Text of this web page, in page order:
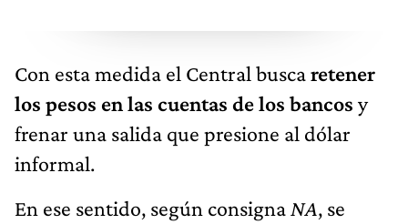
Con esta medida el Central buscaretener
los pesos en las cuentas de los bancos y
frenar una salida que presione al dólar
informal.
En ese sentido, según consigna NA, se